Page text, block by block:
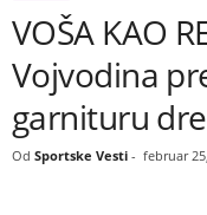
VOŠA KAO
Vojvodina
garnituru
Od Sportske Vesti - februar